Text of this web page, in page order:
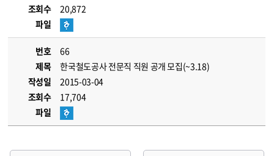
조회수
20,872
파일
번호
66
제목
한국철도공사 전문직 직원 공개 모집(~3.18)
작성일
2015-03-04
조회수
17,704
파일